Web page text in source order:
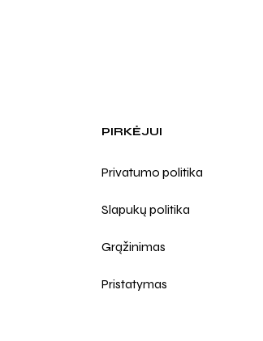
PIRKĖJUI
Privatumo politika
Slapukų politika
Grąžinimas
Pristatymas